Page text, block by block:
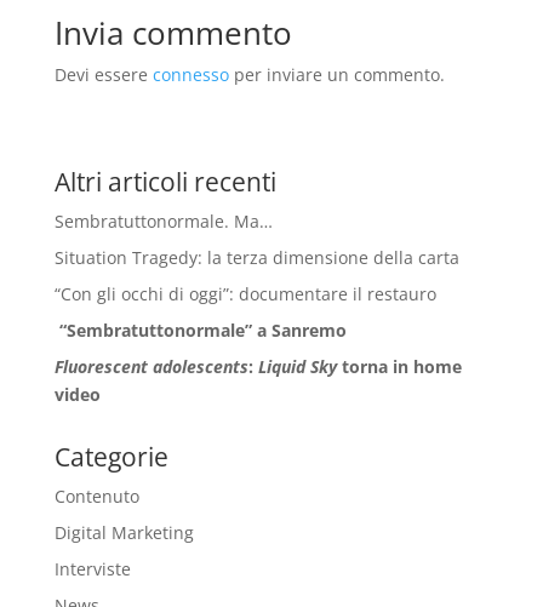
Invia commento
Devi essere connessoper inviare un commento.
Altri articoli recenti
Sembratuttonormale. Ma…
Situation Tragedy: la terza dimensione della carta
“Con gli occhi di oggi”: documentare il restauro
“Sembratuttonormale” a Sanremo
Fluorescent adolescents: Liquid Skytorna in home
video
Categorie
Contenuto
Digital Marketing
Interviste